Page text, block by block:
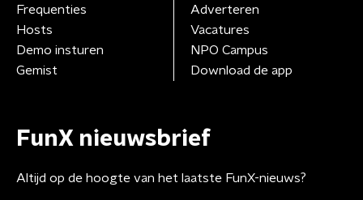
Frequenties
Hosts
Demo insturen
Gemist
Adverteren
Vacatures
NPO Campus
Download de app
FunX nieuwsbrief
Altijd op de hoogte van het laatste FunX-nieuws?